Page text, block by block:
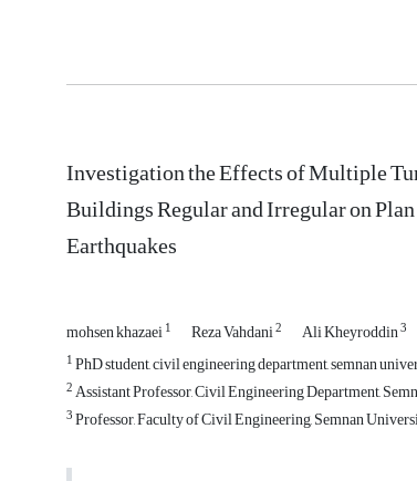
Investigation the Effects of Multiple
Buildings Regular and Irregular on
Earthquakes
mohsen khazaei1 Reza Vahdani2 Ali Kheyroddin3
1PhD student, civil engineering department, semnan
2Assistant Professor, Civil Engineering Department,
3Professor, Faculty of Civil Engineering, Semnan